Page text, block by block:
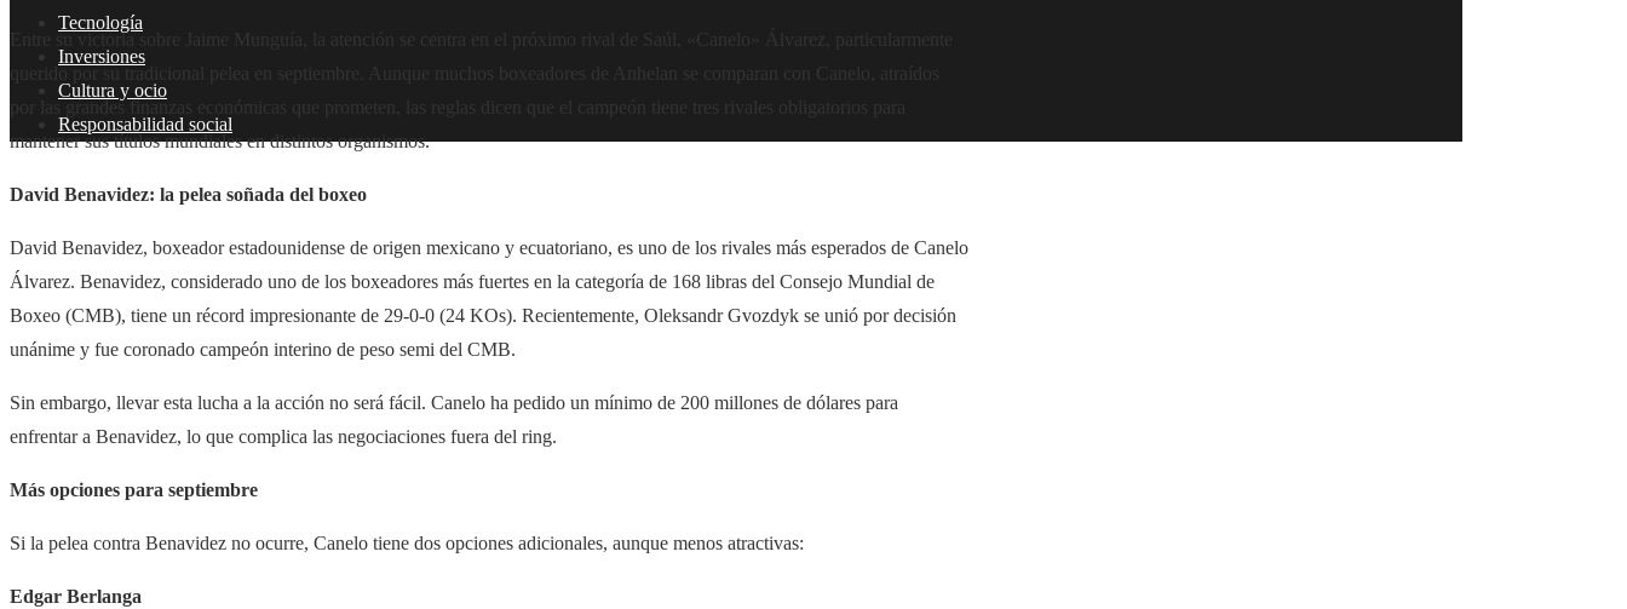
Tecnología
Inversiones
Cultura y ocio
Responsabilidad social
Entre su victoria sobre Jaime Munguía, la atención se centra en el próximo rival de Saúl, «Canelo» Álvarez, particularmente
por las grandes finanzas económicas que prometen, las reglas dicen que el campeón tiene tres rivales obligatorios para
mantener sus títulos mundiales en distintos organismos.
David Benavidez: la pelea soñada del boxeo
David Benavidez, boxeador estadounidense de origen mexicano y ecuatoriano, es uno de los rivales más esperados de Canelo
Álvarez. Benavidez, considerado uno de los boxeadores más fuertes en la categoría de 168 libras del Consejo Mundial de
Boxeo (CMB), tiene un récord impresionante de 29-0-0 (24 KOs). Recientemente, Oleksandr Gvozdyk se unió por decisión
unánime y fue coronado campeón interino de peso semi del CMB.
Sin embargo, llevar esta lucha a la acción no será fácil. Canelo ha pedido un mínimo de 200 millones de dólares para
enfrentar a Benavidez, lo que complica las negociaciones fuera del ring.
Más opciones para septiembre
Si la pelea contra Benavidez no ocurre, Canelo tiene dos opciones adicionales, aunque menos atractivas:
Edgar Berlanga